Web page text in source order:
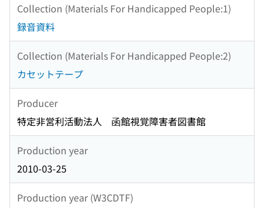
Collection (Materials For Handicapped People:1)
録音資料
Collection (Materials For Handicapped People:2)
カセットテープ
Producer
特定非営利活動法人 函館視覚障害者図書館
Production year
2010-03-25
Production year (W3CDTF)